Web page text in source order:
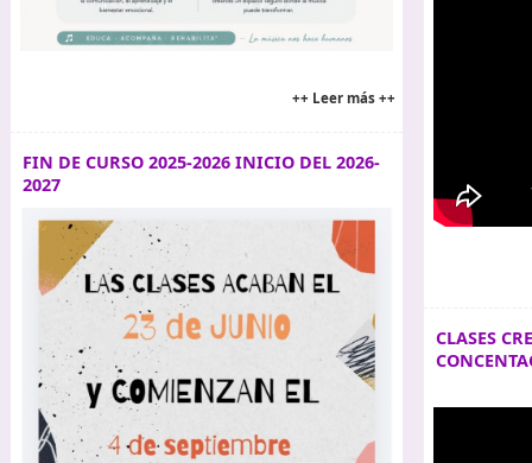
++ Leer más ++
FIN DE CURSO 2025-2026 INICIO DEL 2026-
2027
CLASES